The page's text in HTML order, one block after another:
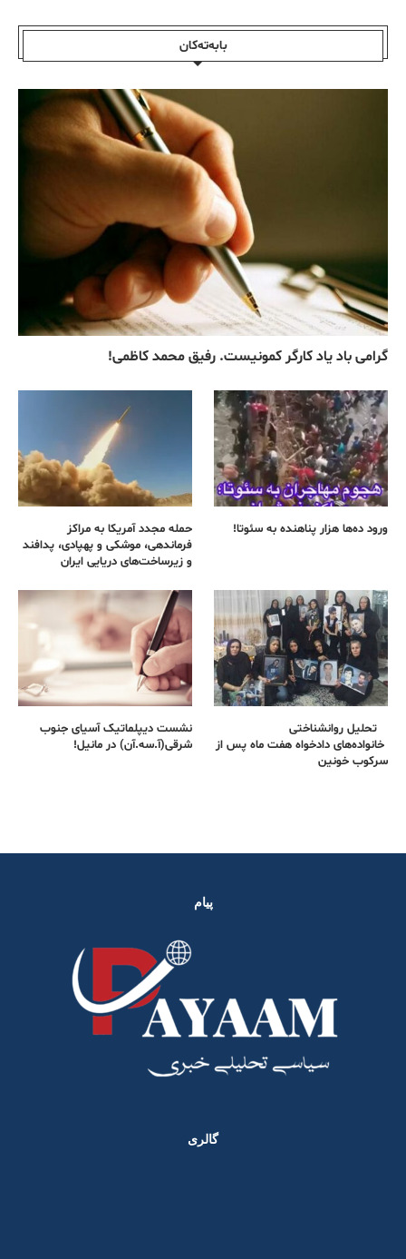
بابەتەکان
گرامی باد یاد کارگر کمونیست. رفیق محمد کاظمی!
ورود ده‌ها هزار پناهنده به سئوتا!
حمله مجدد آمریکا به مراکز
فرماندهی، موشکی و پهپادی، پدافند
و زیرساخت‌های دریایی ایران
تحلیل روانشناختی
خانواده‌های دادخواه هفت ماه پس از
سرکوب خونین
نشست دیپلماتیک آسیای جنوب
شرقی‌(آ.سه.آن) در مانیل!
پیام
گالری